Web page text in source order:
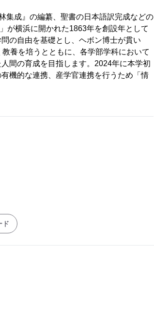
集成』の編纂、聖書の日本語訳完成などの
が横浜に開かれた1863年を創設年として
の自由を基礎とし、ヘボン博士が貫い
養を培うとともに、各学部学科において
間の育成を目指します。2024年に本学初
機的な連携、産学官連携を行うため「情
ド